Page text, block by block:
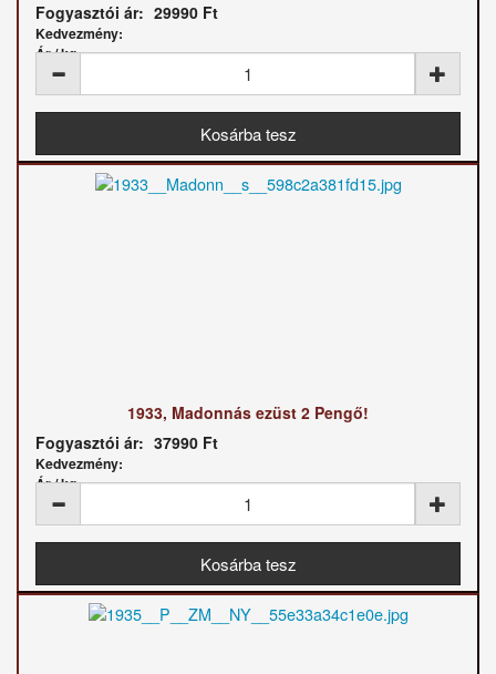
Fogyasztói ár: 29990 Ft
Kedvezmény:
Ár / kg:
1933, Madonnás ezüst 2 Pengő!
Fogyasztói ár: 37990 Ft
Kedvezmény:
Ár / kg: